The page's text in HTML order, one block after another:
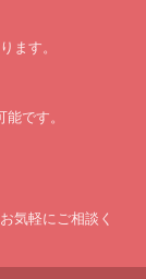
ます。
です。
気軽にご相談く